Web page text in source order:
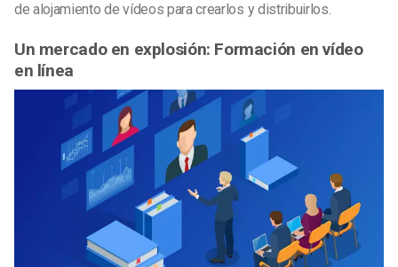
de alojamiento de vídeos para crearlos y distribuirlos.
Un mercado en explosión: Formación en vídeo
en línea